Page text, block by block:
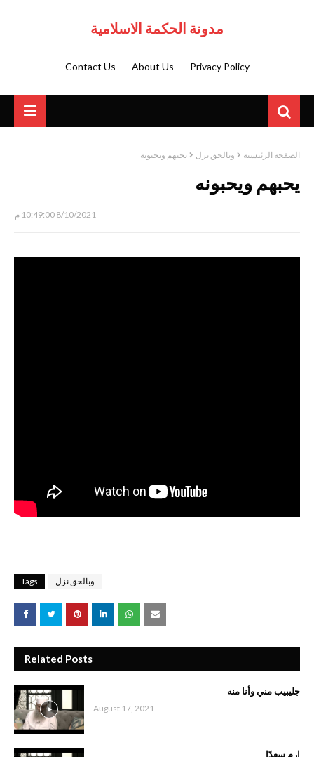
مدونة الحكمة الاسلامية
Privacy Policy
About Us
Contact Us
الصفحة الرئيسية وبالحق نزل يحبهم ويحبونه
يحبهم ويحبونه
8/10/2021 10:49:00 م
Tags وبالحق نزل
Related Posts
جليبيب مني وأنا منه
August 17, 2021
ارم سعدًا